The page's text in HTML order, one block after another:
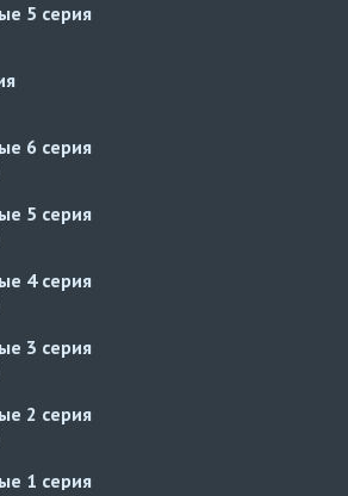
5 серия
6 серия
5 серия
4 серия
3 серия
2 серия
1 серия